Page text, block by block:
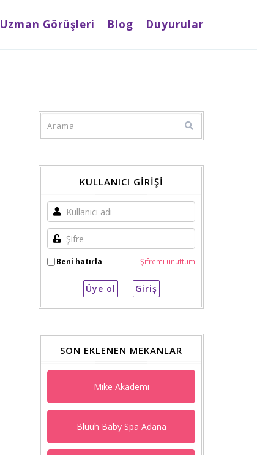
Uzman Görüşleri Blog Duyurular
KULLANICI GİRİŞİ
Beni hatırla Şifremi unuttum
Üye ol
SON EKLENEN MEKANLAR
Mike Akademi
Bluuh Baby Spa Adana